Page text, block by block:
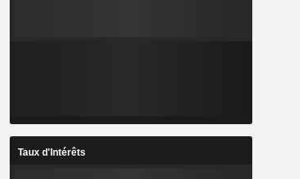
Taux d'Intérêts